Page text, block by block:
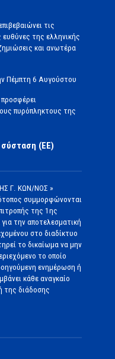
τις
της ελληνικής
και ανωτέρα
Πέμπτη 6 Αυγούστου
πυρόπληκτους της
(ΕΕ)
Γ. ΚΩΝ/ΝΟΣ »
συμμορφώνονται
της 1ης
την αποτελεσματική
στο διαδίκτυο
το δικαίωμα να μην
το οποίο
ενημέρωση ή
κάθε αναγκαίο
της διάδοσης